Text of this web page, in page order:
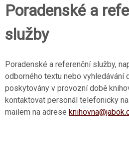
Poradenské a
služby
Poradenské a referenční služby,
odborného textu nebo vyhledávání
poskytovány v provozní době
kontaktovat personál telefonicky
mailem na adrese